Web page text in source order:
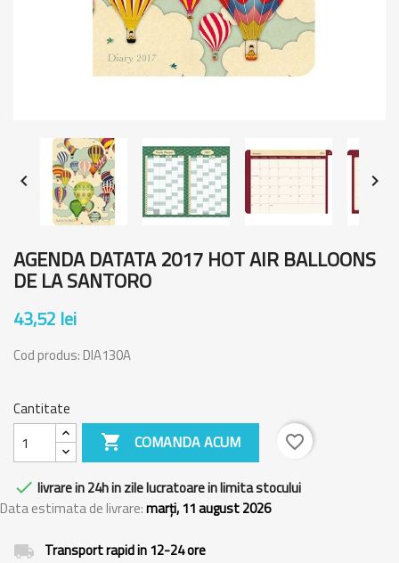
 
AGENDA DATATA 2017 HOT AIR BALLOONS
DE LA SANTORO
43,52 lei
Cod produs: DIA130A
Cantitate
 COMANDA ACUM favorite_border
 livrare in 24h in zile lucratoare in limita stocului
Data estimata de livrare:marți, 11 august 2026
local_shipping Transport rapid in 12-24 ore